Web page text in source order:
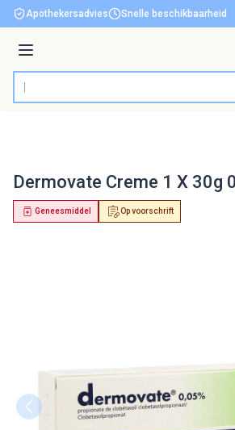
Ga naar de inhoud
Apothekersadvies Snelle beschikbaarheid
Menu
Product, merk, categorie...
Dermovate Creme 1 X 30g
Op voorschrift
Geneesmiddel